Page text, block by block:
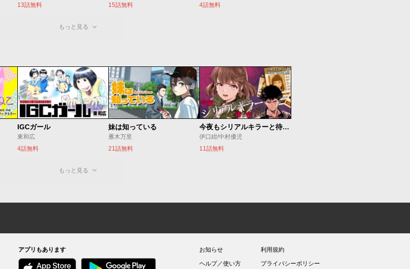
13話無料
15話無料
4話無料
もっと見る
IGCガール
東和広
4話無料
妹は知っている
雁木万里
21話無料
今夜もシリアルキラーと待ち合わせ
伊口紺/中村優児
11話無料
もっと見る
アプリもあります
お知らせ
ヘルプ／使い方
利用規約
プライバシーポリシー